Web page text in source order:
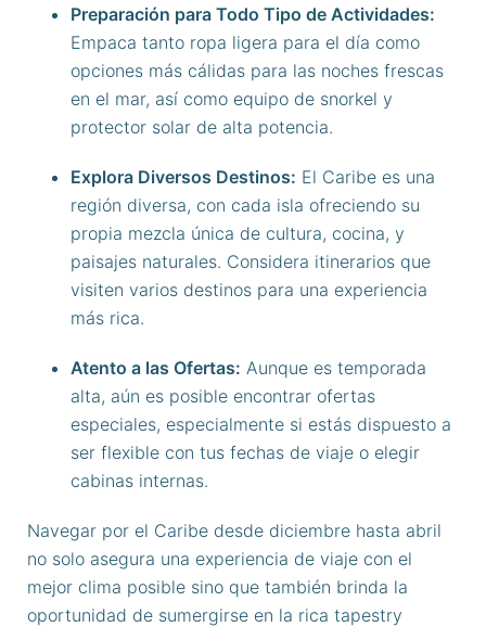
Preparación para Todo Tipo de Actividades:
Empaca tanto ropa ligera para el día como
opciones más cálidas para las noches frescas
en el mar, así como equipo de snorkel y
protector solar de alta potencia.
Explora Diversos Destinos: El Caribe es una
región diversa, con cada isla ofreciendo su
propia mezcla única de cultura, cocina, y
paisajes naturales. Considera itinerarios que
visiten varios destinos para una experiencia
más rica.
Atento a las Ofertas: Aunque es temporada
alta, aún es posible encontrar ofertas
especiales, especialmente si estás dispuesto a
ser flexible con tus fechas de viaje o elegir
cabinas internas.
Navegar por el Caribe desde diciembre hasta abril
no solo asegura una experiencia de viaje con el
mejor clima posible sino que también brinda la
oportunidad de sumergirse en la rica tapestry